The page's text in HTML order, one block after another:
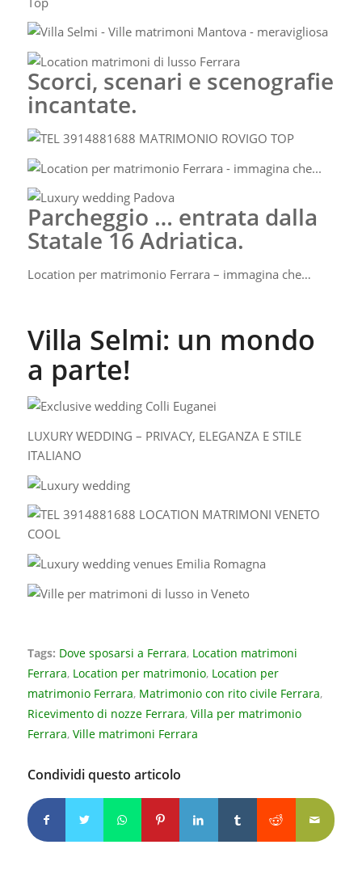
Scorci, scenari e scenografie
incantate.
Parcheggio … entrata dalla
Statale 16 Adriatica.
Location per matrimonio Ferrara – immagina che…
Villa Selmi: un mondo
a parte!
LUXURY WEDDING – PRIVACY, ELEGANZA E STILE
ITALIANO
Tags: Dove sposarsi a Ferrara, Location matrimoni
Ferrara, Location per matrimonio, Location per
matrimonio Ferrara, Matrimonio con rito civile Ferrara,
Ricevimento di nozze Ferrara, Villa per matrimonio
Ferrara, Ville matrimoni Ferrara
Condividi questo articolo